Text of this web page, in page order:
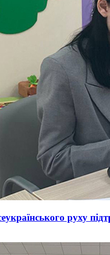
руху